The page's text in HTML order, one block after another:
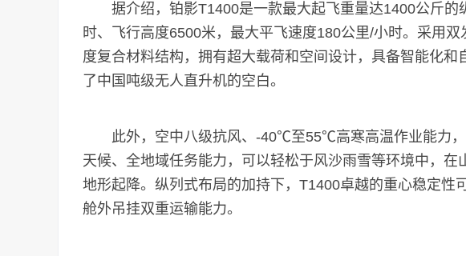
据介绍，铂影T1400是一款最大起飞重量达1400公斤的
时、飞行高度6500米，最大平飞速度180公里/小时。采用
度复合材料结构，拥有超大载荷和空间设计，具备智能化和
了中国吨级无人直升机的空白。
此外，空中八级抗风、-40℃至55℃高寒高温作业能力，
天候、全地域任务能力，可以轻松于风沙雨雪等环境中，在
地形起降。纵列式布局的加持下，T1400卓越的重心稳定性
舱外吊挂双重运输能力。